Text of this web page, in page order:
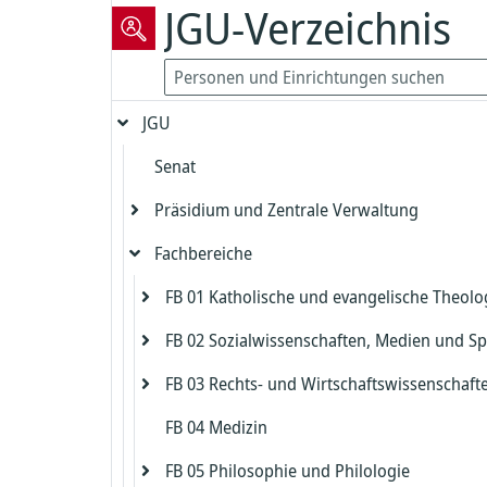
JGU-Verzeichnis
JGU
Senat
Präsidium und Zentrale Verwaltung
Präsident
Präsidialbereich
Gleichstellung und Diversität
Biologische Sicherheit und
Beauftragter für die Biologische
Strahlenschutz
Vizepräsident für Forschung und
Fachbereiche
FB 01 Katholische und evangelische
Evangelische Theologie
Dekanat Evangelische Theologie
Studienbüro und Prüfungsamt
Katholische Theologie
Dekanat Katholische Theologie
Abteilung Sprachen
Studienbüro und Prüfungsamt
FB 02 Sozialwissenschaften, Medien und
Dekanat FB 02
Zentrales Prüfungsamt FB 02
Institut für Erziehungswissenschaft
FB 03 Rechts- und
Dekanat FB 03
Studienbüro FB 03
FB 04 Medizin
FB 05 Philosophie und Philologie